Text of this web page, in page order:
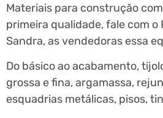
Materiais para construção
primeira qualidade, fale com o
Sandra, as vendedoras essa
Do básico ao acabamento,
grossa e fina, argamassa,
esquadrias metálicas, pisos,